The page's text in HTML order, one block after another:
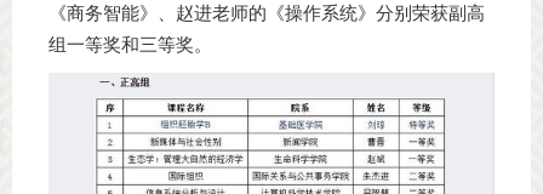
《商务智能》、赵进老师的《操作系统》分别荣获副高
组一等奖和三等奖。